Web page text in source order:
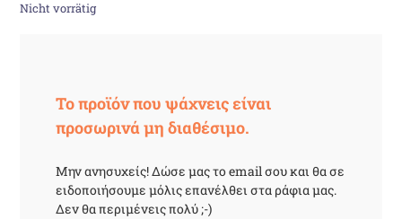
Nicht vorrätig
Το προϊόν που ψάχνεις είναι
προσωρινά μη διαθέσιμο.
Μην ανησυχείς! Δώσε μας το email σου και θα σε
ειδοποιήσουμε μόλις επανέλθει στα ράφια μας.
Δεν θα περιμένεις πολύ ;-)